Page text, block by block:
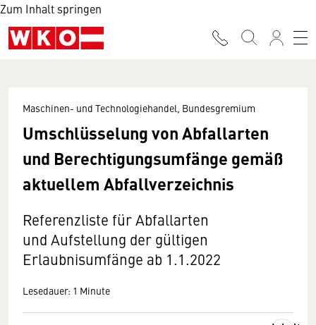
Zum Inhalt springen
Maschinen- und Technologiehandel, Bundesgremium
Umschlüsselung von Abfallarten
und Berechtigungsumfänge gemäß
aktuellem Abfallverzeichnis
Referenzliste für Abfallarten
und Aufstellung der gültigen
Erlaubnisumfänge ab 1.1.2022
Lesedauer: 1 Minute